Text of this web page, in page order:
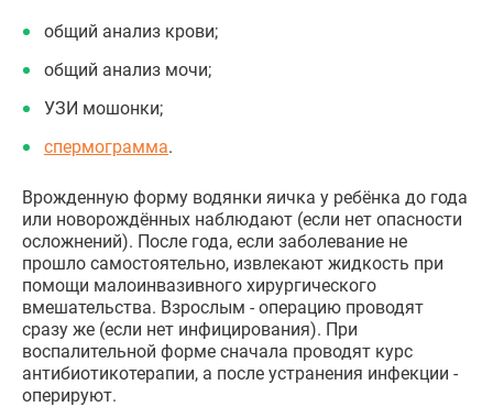
общий анализ крови;
общий анализ мочи;
УЗИ мошонки;
спермограмма.
Врожденную форму водянки яичка у ребёнка до года
или новорождённых наблюдают (если нет опасности
осложнений). После года, если заболевание не
прошло самостоятельно, извлекают жидкость при
помощи малоинвазивного хирургического
вмешательства. Взрослым - операцию проводят
сразу же (если нет инфицирования). При
воспалительной форме сначала проводят курс
антибиотикотерапии, а после устранения инфекции -
оперируют.